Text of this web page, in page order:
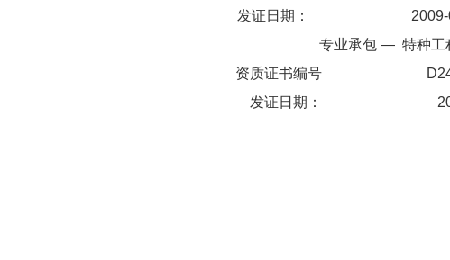
发证日期：
专业承包 — 特种工
资质证书编号
发证日期：